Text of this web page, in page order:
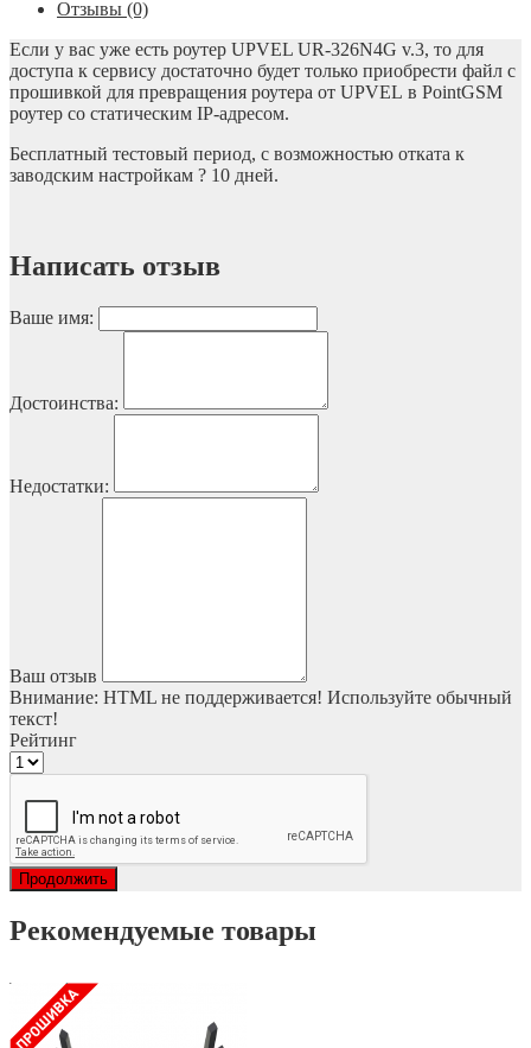
Отзывы (0)
Если у вас уже есть роутер UPVEL UR-326N4G v.3, то для
доступа к сервису достаточно будет только приобрести файл с
прошивкой для превращения роутера от UPVEL в PointGSM
роутер со статическим IP-адресом.
Бесплатный тестовый период, с возможностью отката к
заводским настройкам ? 10 дней.
Написать отзыв
Ваше имя:
Достоинства:
Недостатки:
Ваш отзыв
Внимание: HTML не поддерживается! Используйте обычный
текст!
Рейтинг
Продолжить
Рекомендуемые товары